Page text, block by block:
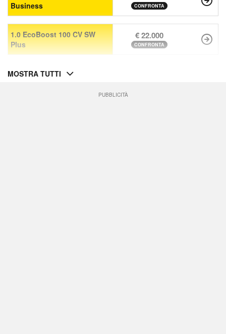
Business
CONFRONTA
1.0 EcoBoost 100 CV SW
Plus
€ 22.000
CONFRONTA
MOSTRA TUTTI
PUBBLICITÀ